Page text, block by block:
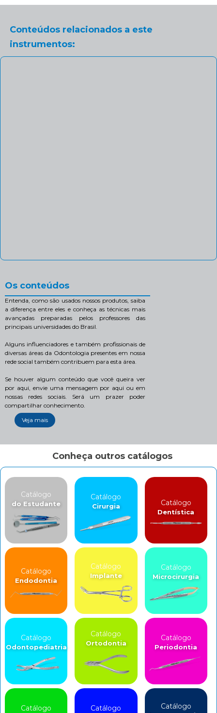
Conteúdos relacionados a este
instrumentos:
Os conteúdos
Entenda, como são usados nossos produtos, saiba
a diferença entre eles e conheça as técnicas mais
avançadas preparadas pelos professores das
principais universidades do Brasil.
Alguns influenciadores e também profissionais de
diversas áreas da Odontologia presentes em nossa
rede social também contribuem para esta área.
Se houver algum conteúdo que você queira ver
por aqui, envie uma mensagem por aqui ou em
nossas redes sociais. Será um prazer poder
compartilhar conhecimento.
Veja mais
Conheça outros catálogos
Catálogo
do Estudante
Catálogo
Cirurgia Catálogo
Dentística
Catálogo
Endodontia
Catálogo
Implante
Catálogo
Microcirurgia
Catálogo
Odontopediatria
Catálogo
Ortodontia
Catálogo
Periodontia
Catálogo Catálogo Catálogo